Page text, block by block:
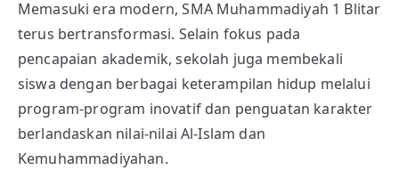
Memasuki era modern, SMA Muhammadiyah 1 Blitar
terus bertransformasi. Selain fokus pada
pencapaian akademik, sekolah juga membekali
siswa dengan berbagai keterampilan hidup melalui
program-program inovatif dan penguatan karakter
berlandaskan nilai-nilai Al-Islam dan
Kemuhammadiyahan.